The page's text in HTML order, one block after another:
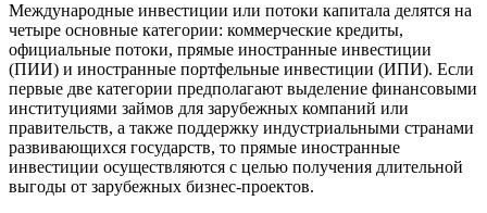
Международные инвестиции или потоки капитала делятся на
четыре основные категории: коммерческие кредиты,
официальные потоки, прямые иностранные инвестиции
(ПИИ) и иностранные портфельные инвестиции (ИПИ). Если
первые две категории предполагают выделение финансовыми
институциями займов для зарубежных компаний или
правительств, а также поддержку индустриальными странами
развивающихся государств, то прямые иностранные
инвестиции осуществляются с целью получения длительной
выгоды от зарубежных бизнес-проектов.